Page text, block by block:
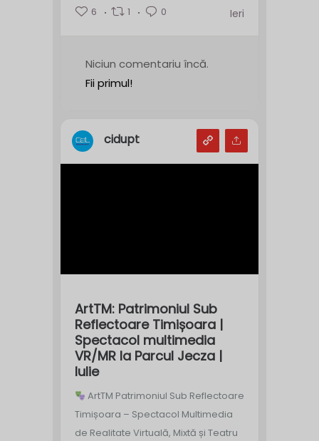
6 1 0 Ieri
Niciun comentariu încă.
Fii primul!
cidupt
ArtTM: Patrimoniul Sub
Reflectoare Timișoara |
Spectacol multimedia
VR/MR la Parcul Jecza |
Iulie
ArtTM Patrimoniul Sub Reflectoare
Timișoara – Spectacol Multimedia
de Realitate Virtuală, Mixtă și Teatru